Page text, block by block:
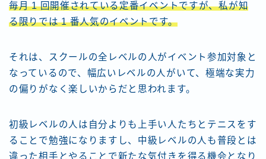
毎月 1 回開催されている定番イベントですが、私が知
る限りでは 1 番人気のイベントです。
それは、スクールの全レベルの人がイベント参加対象と
なっているので、幅広いレベルの人がいて、極端な実力
の偏りがなく楽しいからだと思われます。
初級レベルの人は自分よりも上手い人たちとテニスをす
ることで勉強になりますし、中級レベルの人も普段とは
違った相手とやることで新たな気付きを得る機会となり